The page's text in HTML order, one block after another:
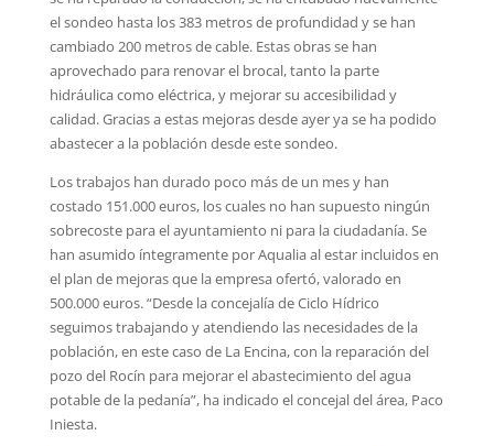
el sondeo hasta los 383 metros de profundidad y se han
cambiado 200 metros de cable. Estas obras se han
aprovechado para renovar el brocal, tanto la parte
hidráulica como eléctrica, y mejorar su accesibilidad y
calidad. Gracias a estas mejoras desde ayer ya se ha podido
abastecer a la población desde este sondeo.
Los trabajos han durado poco más de un mes y han
costado 151.000 euros, los cuales no han supuesto ningún
sobrecoste para el ayuntamiento ni para la ciudadanía. Se
han asumido íntegramente por Aqualia al estar incluidos en
el plan de mejoras que la empresa ofertó, valorado en
500.000 euros. “Desde la concejalía de Ciclo Hídrico
seguimos trabajando y atendiendo las necesidades de la
población, en este caso de La Encina, con la reparación del
pozo del Rocín para mejorar el abastecimiento del agua
potable de la pedanía”, ha indicado el concejal del área, Paco
Iniesta.